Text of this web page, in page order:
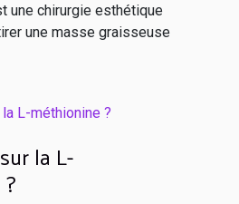
une chirurgie esthétique
une masse graisseuse
la L-